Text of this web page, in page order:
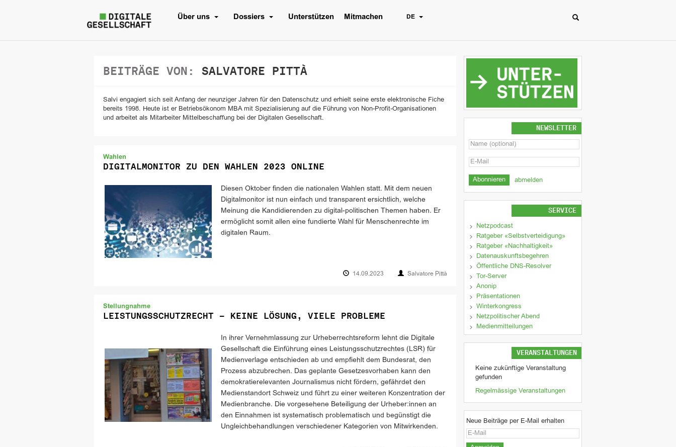
Über uns Dossiers Unterstützen Mitmachen DE
BEITRÄGE VON: SALVATORE PITTÀ
Salvi engagiert sich seit Anfang der neunziger Jahren für den Datenschutz und erhielt seine erste elektronische Fiche
bereits 1998. Heute ist er Betriebsökonom MBA mit Spezialisierung auf die Führung von Non-Profit-Organisationen
und arbeitet als Mitarbeiter Mittelbeschaffung bei der Digitalen Gesellschaft.
Wahlen
DIGITALMONITOR ZU DEN WAHLEN 2023 ONLINE
Diesen Oktober finden die nationalen Wahlen statt. Mit dem neuen
Digitalmonitor ist nun einfach und transparent ersichtlich, welche
Meinung die Kandidierenden zu digital-politischen Themen haben. Er
ermöglicht somit allen eine fundierte Wahl für Menschenrechte im
digitalen Raum.
14.09.2023 Salvatore Pittà
Stellungnahme
LEISTUNGSSCHUTZRECHT – KEINE LÖSUNG, VIELE PROBLEME
In ihrer Vernehmlassung zur Urheberrechtsreform lehnt die Digitale
Gesellschaft die Einführung eines Leistungsschutzrechtes (LSR) für
Medienverlage entschieden ab und empfiehlt dem Bundesrat, den
Prozess abzubrechen. Das geplante Gesetzesvorhaben kann den
demokratierelevanten Journalismus nicht fördern, gefährdet den
Medienstandort Schweiz und führt zu einer weiteren Konzentration der
Medienbranche. Die vorgesehene Beteiligung der Urheber:innen an
den Einnahmen ist systematisch problematisch und begünstigt die
Ungleichbehandlungen verschiedener Kategorien von Mitwirkenden.
NEWSLETTER
abmelden
SERVICE
Netzpodcast
Ratgeber «Selbstverteidigung»
Ratgeber «Nachhaltigkeit»
Datenauskunftsbegehren
Öffentliche DNS-Resolver
Tor-Server
Anonip
Präsentationen
Winterkongress
Netzpolitischer Abend
Medienmitteilungen
VERANSTALTUNGEN
Keine zukünftige Veranstaltung
gefunden
Regelmässige Veranstaltungen
Neue Beiträge per E-Mail erhalten